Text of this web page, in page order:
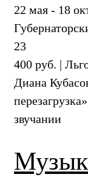
22 мая - 18
23
400 руб. |
Диана
звучании